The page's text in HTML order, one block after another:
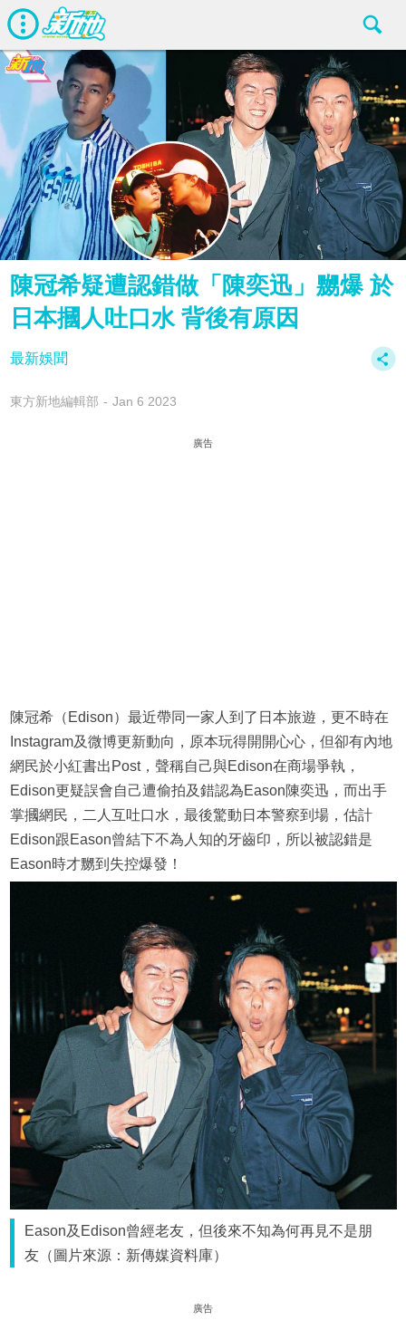
陳冠希疑遭認錯做「陳奕迅」嬲爆 於
日本摑人吐口水 背後有原因
最新娛聞
東方新地編輯部 Jan 6 2023
廣告
陳冠希（Edison）最近帶同一家人到了日本旅遊，更不時在
Instagram及微博更新動向，原本玩得開開心心，但卻有內地
網民於小紅書出Post，聲稱自己與Edison在商場爭執，
Edison更疑誤會自己遭偷拍及錯認為Eason陳奕迅，而出手
掌摑網民，二人互吐口水，最後驚動日本警察到場，估計
Edison跟Eason曾結下不為人知的牙齒印，所以被認錯是
Eason時才嬲到失控爆發！
Eason及Edison曾經老友，但後來不知為何再見不是朋
友（圖片來源：新傳媒資料庫）
廣告